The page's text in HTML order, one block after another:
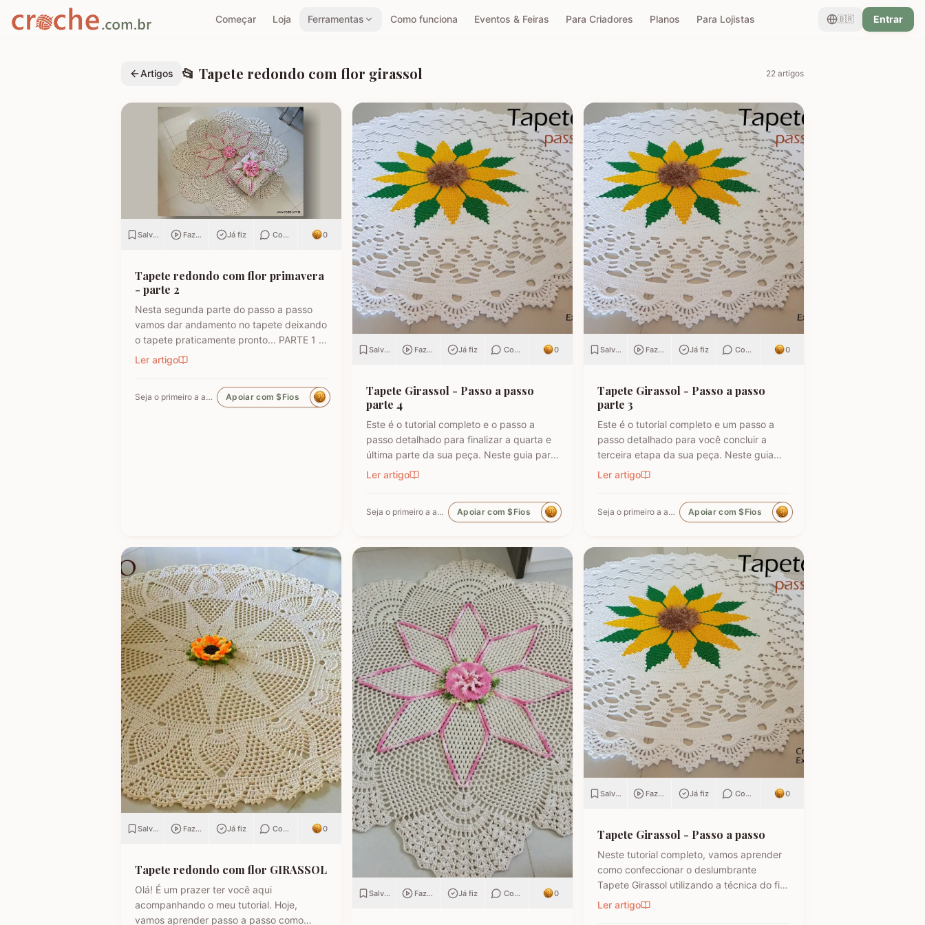
Começar Loja Ferramentas Como funciona Eventos & Feiras Para Criadores Planos Para Lojistas 🇧🇷 Entrar
Artigos 📂 Tapete redondo com flor girassol 22 artigos
Salvar Fazendo Já fiz Comentar 0
Tapete redondo com flor primavera
- parte 2
Nesta segunda parte do passo a passo
vamos dar andamento no tapete deixando
o tapete praticamente pronto... PARTE 1 -
TAPETE REDONDO COM FLOR
PARTE 3 - TAPETE REDONDO COM FLOR
PRIMAVERA PASSO A PASSO PARTE 3
Ler artigo
Seja o primeiro a apoiar Apoiar com $Fios
Salvar Fazendo Já fiz Comentar 0
Tapete Girassol - Passo a passo
parte 4
Este é o tutorial completo e o passo a
passo detalhado para finalizar a quarta e
última parte da sua peça. Neste guia para
iniciantes e artesãos avançados, vamos
acabamento impecável do Tapete
Girassol. Siga as instruções para dar o
Ler artigo
Seja o primeiro a apoiar Apoiar com $Fios
Salvar Fazendo Já fiz Comentar 0
Tapete Girassol - Passo a passo
parte 3
Este é o tutorial completo e um passo a
passo detalhado para você concluir a
terceira etapa da sua peça. Neste guia
para iniciantes e artesãos experientes,
iniciar os detalhes vazados do barrado.
Continue acompanhando cada etapa para
Ler artigo
Seja o primeiro a apoiar Apoiar com $Fios
Salvar Fazendo Já fiz Comentar 0
Tapete redondo com flor GIRASSOL
Olá! É um prazer ter você aqui
acompanhando o meu tutorial. Hoje,
vamos aprender passo a passo como
Salvar Fazendo Já fiz Comentar 0
Salvar Fazendo Já fiz Comentar 0
Tapete Girassol - Passo a passo
Neste tutorial completo, vamos aprender
como confeccionar o deslumbrante
Tapete Girassol utilizando a técnica do fio
conduzido. Este passo a passo detalhado
Ler artigo